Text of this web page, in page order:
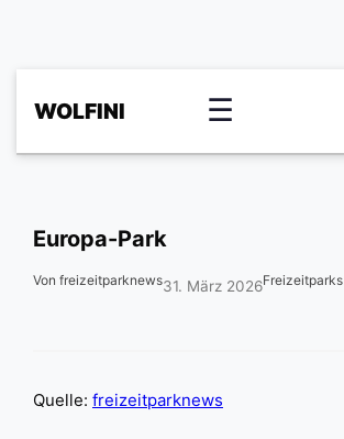
WOLFINI ☰
Europa-Park
Von freizeitparknews31. März 2026Freizeitparks
Quelle: freizeitparknews